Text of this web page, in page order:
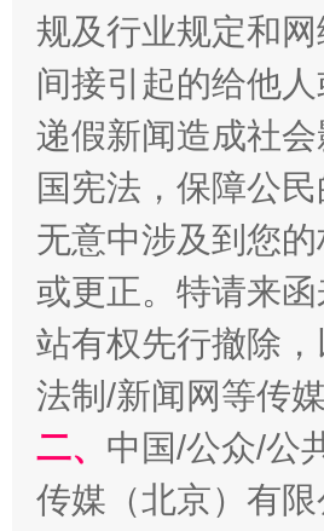
阿坝州三大球赛在茂县开幕
规及行业规定和
间接引起的给他
递假新闻造成社
国宪法，保障公
无意中涉及到您
或更正。特请来
站有权先行撤除
法制/新闻网等传
二、 中国/公众/公
传媒（北京）有